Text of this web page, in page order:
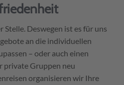
Stelle. Deswegen ist es für uns
an die individuellen
– oder auch einen
private Gruppen neu
organisieren wir Ihre